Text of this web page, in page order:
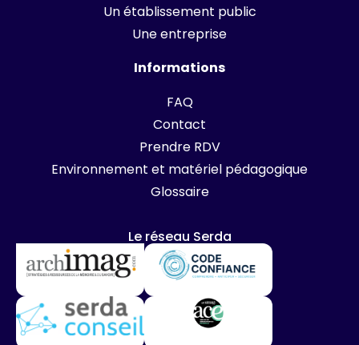
Un établissement public
Une entreprise
Informations
FAQ
Contact
Prendre RDV
Environnement et matériel pédagogique
Glossaire
Le réseau Serda